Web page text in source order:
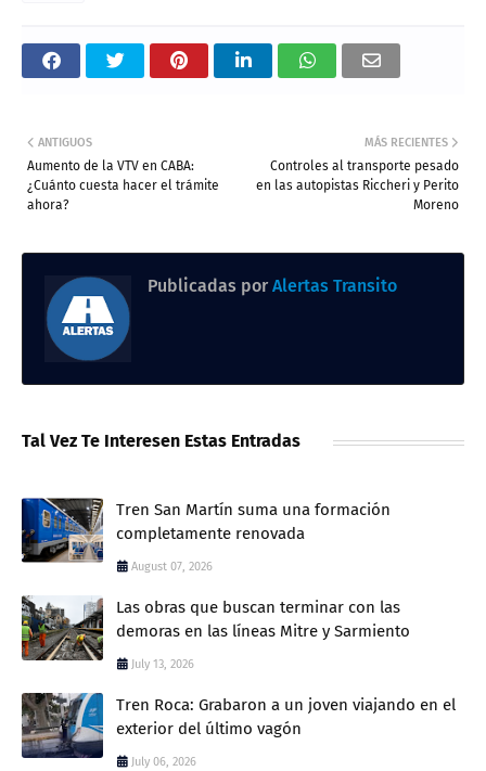
MÁS RECIENTES
Controles al transporte pesado
en las autopistas Riccheri y Perito
Moreno
ANTIGUOS
Aumento de la VTV en CABA:
¿Cuánto cuesta hacer el trámite
ahora?
Publicadas por Alertas Transito
Tal Vez Te Interesen Estas Entradas
Tren San Martín suma una formación
completamente renovada
August 07, 2026
Las obras que buscan terminar con las
demoras en las líneas Mitre y Sarmiento
July 13, 2026
Tren Roca: Grabaron a un joven viajando en el
exterior del último vagón
July 06, 2026